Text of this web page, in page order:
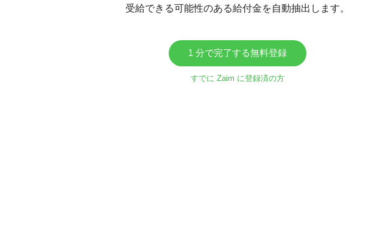
受給できる可能性のある給付金を自動抽出します。
1 分で完了する無料登録
すでに Zaim に登録済の方